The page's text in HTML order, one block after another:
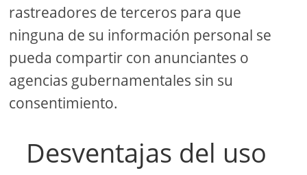
rastreadores de terceros para que
ninguna de su información personal se
pueda compartir con anunciantes o
agencias gubernamentales sin su
consentimiento.
Desventajas del uso